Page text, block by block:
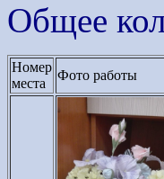
Общее
Номер
места
Фото работы